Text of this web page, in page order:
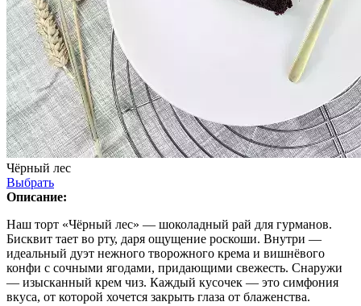
Чёрный лес
Выбрать
Описание:
Наш торт «Чёрный лес» — шоколадный рай для гурманов.
Бисквит тает во рту, даря ощущение роскоши. Внутри —
идеальный дуэт нежного творожного крема и вишнёвого
конфи с сочными ягодами, придающими свежесть. Снаружи
— изысканный крем чиз. Каждый кусочек — это симфония
вкуса, от которой хочется закрыть глаза от блаженства.